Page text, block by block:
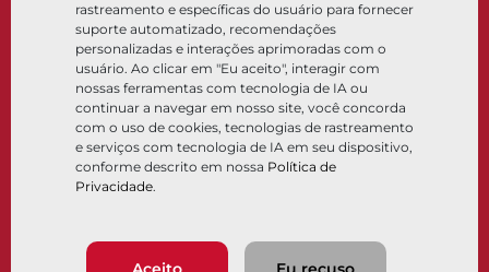
rastreamento e específicas do usuário para fornecer
suporte automatizado, recomendações
personalizadas e interações aprimoradas com o
usuário. Ao clicar em "Eu aceito", interagir com
nossas ferramentas com tecnologia de IA ou
continuar a navegar em nosso site, você concorda
com o uso de cookies, tecnologias de rastreamento
e serviços com tecnologia de IA em seu dispositivo,
conforme descrito em nossa Política de
Privacidade.
Sustentabilidade
Portal do cliente
Seleção de materiais
Siga-nos LinkedIn YouTube
© 2026 Bray International. Todos os direitos reservados
Política de privacidade